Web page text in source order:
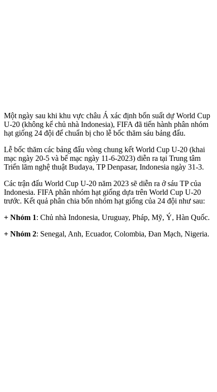
Một ngày sau khi khu vực châu Á xác định bốn suất dự World Cup
U-20 (không kể chủ nhà Indonesia), FIFA đã tiến hành phân nhóm
hạt giống 24 đội để chuẩn bị cho lễ bốc thăm sáu bảng đấu.
Lễ bốc thăm các bảng đấu vòng chung kết World Cup U-20 (khai
mạc ngày 20-5 và bế mạc ngày 11-6-2023) diễn ra tại Trung tâm
Triển lãm nghệ thuật Budaya, TP Denpasar, Indonesia ngày 31-3.
Các trận đấu World Cup U-20 năm 2023 sẽ diễn ra ở sáu TP của
Indonesia. FIFA phân nhóm hạt giống dựa trên World Cup U-20
trước. Kết quả phân chia bốn nhóm hạt giống của 24 đội như sau:
+ Nhóm 1: Chủ nhà Indonesia, Uruguay, Pháp, Mỹ, Ý, Hàn Quốc.
+ Nhóm 2: Senegal, Anh, Ecuador, Colombia, Đan Mạch, Nigeria.